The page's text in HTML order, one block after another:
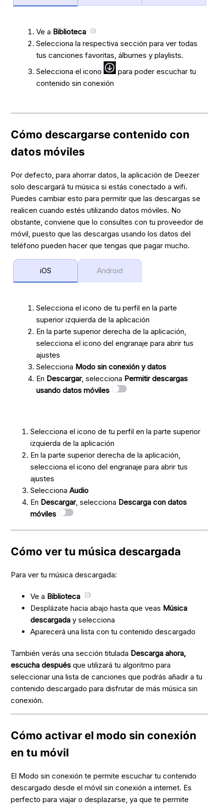
Ve a Biblioteca
Selecciona la respectiva sección para ver todas
tus canciones favoritas, álbumes y playlists.
Selecciona el icono
para poder escuchar tu
contenido sin conexión
Cómo descargarse contenido con
datos móviles
Por defecto, para ahorrar datos, la aplicación de Deezer
solo descargará tu música si estás conectado a wifi.
Puedes cambiar esto para permitir que las descargas se
realicen cuando estés utilizando datos móviles. No
obstante, conviene que lo consultes con tu proveedor de
móvil, puesto que las descargas usando los datos del
teléfono pueden hacer que tengas que pagar mucho.
iOS Android
Selecciona el icono de tu perfil en la parte
superior izquierda de la aplicación
En la parte superior derecha de la aplicación,
selecciona el icono del engranaje para abrir tus
ajustes
Selecciona Modo sin conexión y datos
En Descargar, selecciona Permitir descargas
usando datos móviles
Selecciona el icono de tu perfil en la parte superior
izquierda de la aplicación
En la parte superior derecha de la aplicación,
selecciona el icono del engranaje para abrir tus
ajustes
SeleccionaAudio
En Descargar, selecciona Descarga con datos
móviles
Cómo ver tu música descargada
Para ver tu música descargada:
Ve a Biblioteca
Desplázate hacia abajo hasta que veas Música
descargada y selecciona
Aparecerá una lista con tu contenido descargado
También verás una sección titulada Descarga ahora,
escucha después que utilizará tu algoritmo para
seleccionar una lista de canciones que podrás añadir a tu
contenido descargado para disfrutar de más música sin
conexión.
Cómo activar el modo sin conexión
en tu móvil
El Modo sin conexión te permite escuchar tu contenido
descargado desde el móvil sin conexión a internet. Es
perfecto para viajar o desplazarse, ya que te permite